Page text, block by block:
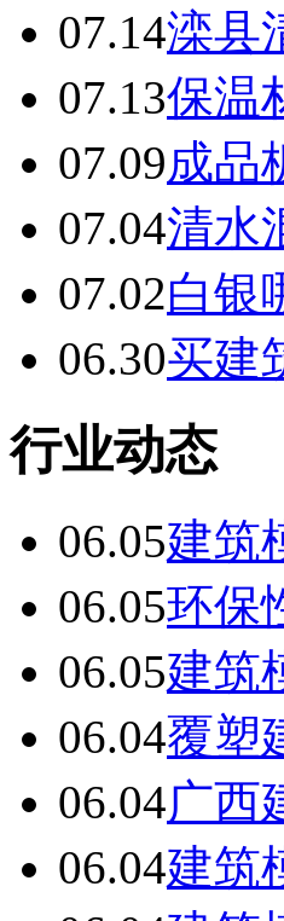
07.14滦县
07.13保温
07.09成品
07.04清水
07.02白银
06.30买建
行业动态
06.05建筑
06.05环保
06.05建筑
06.04覆塑
06.04广西
06.04建筑